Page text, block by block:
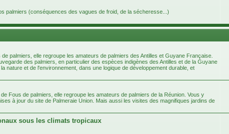
palmiers (conséquences des vagues de froid, de la sécheresse...)
palmiers, elle regroupe les amateurs de palmiers des Antilles et Guyane Française.
des palmiers, en particulier des espèces indigènes des Antilles et de la Guyane
nature et de l'environnement, dans une logique de développement durable, et
Fous de palmiers, elle regroupe les amateurs de palmiers de la Réunion. Vous y
à jour du site de Palmeraie Union. Mais aussi les visites des magnifiques jardins de
sous les climats tropicaux